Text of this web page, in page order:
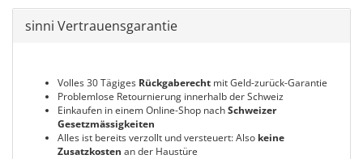
sinni Vertrauensgarantie
Volles 30 Tägiges Rückgaberecht mit Geld-zurück-Garantie
Problemlose Retournierung innerhalb der Schweiz
Einkaufen in einem Online-Shop nachSchweizer
Gesetzmässigkeiten
Alles ist bereits verzollt und versteuert: Also keine
Zusatzkosten an der Haustüre